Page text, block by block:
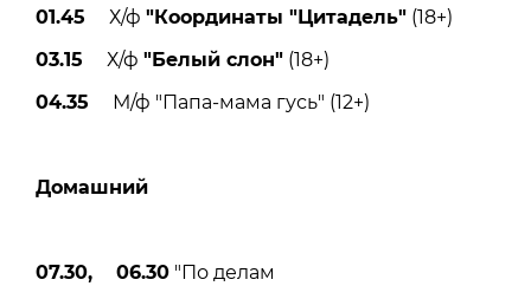
01.45 Х/ф "Координаты "Цитадель" (18+)
03.15 Х/ф "Белый слон" (18+)
04.35 М/ф "Папа-мама гусь" (12+)
Домашний
07.30, 06.30 "По делам